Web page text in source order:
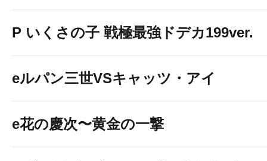
P いくさの子 戦極最強ドデカ199ver.
eルパン三世VSキャッツ・アイ
e花の慶次〜黄金の一撃